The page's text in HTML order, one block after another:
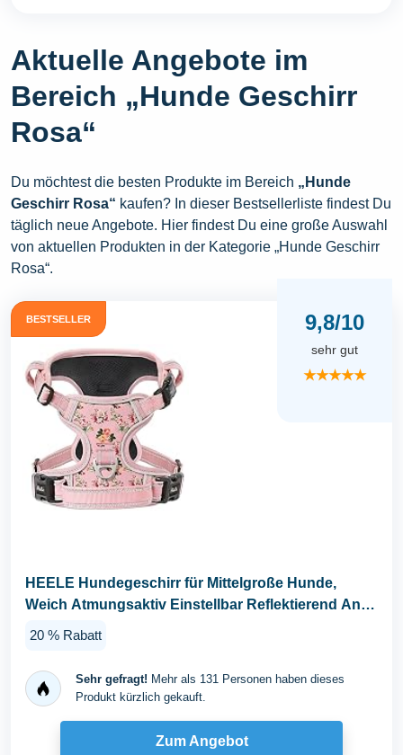
Aktuelle Angebote im
Bereich „Hunde Geschirr
Rosa“
Du möchtest die besten Produkte im Bereich „Hunde
Geschirr Rosa“ kaufen? In dieser Bestsellerliste findest Du
täglich neue Angebote. Hier findest Du eine große Auswahl
von aktuellen Produkten in der Kategorie „Hunde Geschirr
Rosa“.
BESTSELLER 9,8/10
sehr gut
★★★★★
HEELE Hundegeschirr für Mittelgroße Hunde,
Weich Atmungsaktiv Einstellbar Reflektierend Anti
20 % Rabatt
Sehr gefragt! Mehr als 131 Personen haben dieses
Produkt kürzlich gekauft.
Zum Angebot